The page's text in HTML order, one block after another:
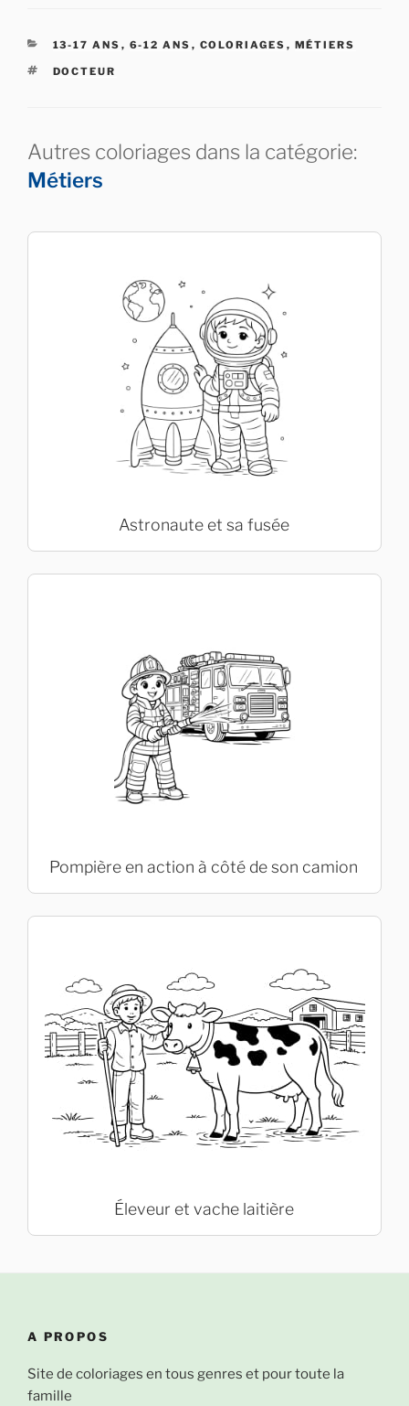
CATÉGORIES
13-17 ANS , 6-12 ANS , COLORIAGES , MÉTIERS
ÉTIQUETTES
DOCTEUR
Autres coloriages dans la catégorie:
Métiers
Astronaute et sa fusée
Pompière en action à côté de son camion
Éleveur et vache laitière
A PROPOS
Site de coloriages en tous genres et pour toute la
famille